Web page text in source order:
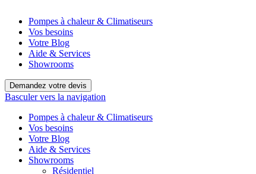
Pompes à chaleur & Climatiseurs
Vos besoins
Votre Blog
Aide & Services
Showrooms
Demandez votre devis
Basculer vers la navigation
Pompes à chaleur & Climatiseurs
Vos besoins
Votre Blog
Aide & Services
Showrooms
Résidentiel